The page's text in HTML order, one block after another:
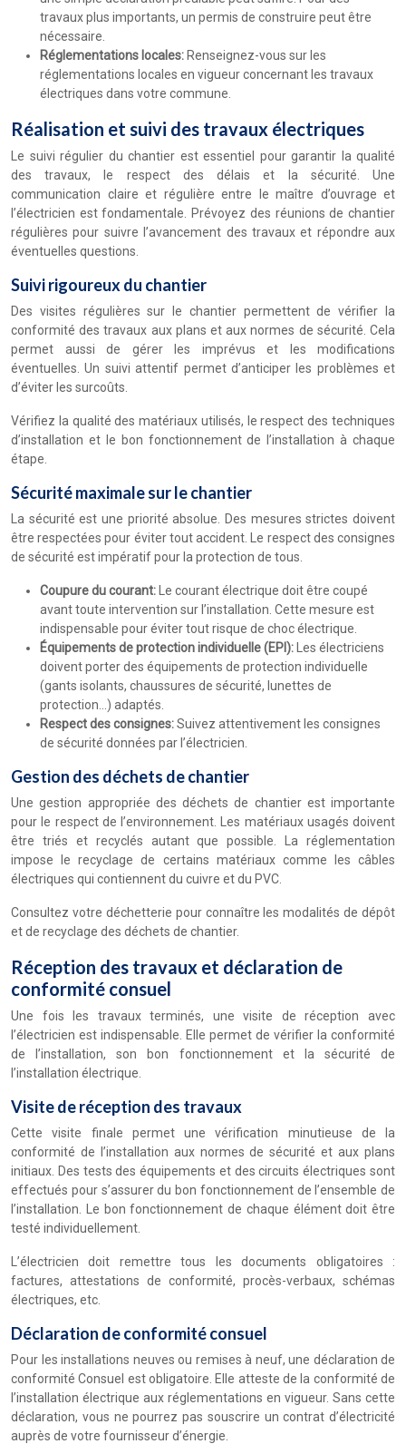
travaux plus importants, un permis de construire peut être
nécessaire.
Réglementations locales: Renseignez-vous sur les
réglementations locales en vigueur concernant les travaux
électriques dans votre commune.
Réalisation et suivi des travaux électriques
Le suivi régulier du chantier est essentiel pour garantir la qualité
des travaux, le respect des délais et la sécurité. Une
communication claire et régulière entre le maître d’ouvrage et
l’électricien est fondamentale. Prévoyez des réunions de chantier
régulières pour suivre l’avancement des travaux et répondre aux
éventuelles questions.
Suivi rigoureux du chantier
Des visites régulières sur le chantier permettent de vérifier la
conformité des travaux aux plans et aux normes de sécurité. Cela
permet aussi de gérer les imprévus et les modifications
éventuelles. Un suivi attentif permet d’anticiper les problèmes et
d’éviter les surcoûts.
Vérifiez la qualité des matériaux utilisés, le respect des techniques
d’installation et le bon fonctionnement de l’installation à chaque
étape.
Sécurité maximale sur le chantier
La sécurité est une priorité absolue. Des mesures strictes doivent
être respectées pour éviter tout accident. Le respect des consignes
de sécurité est impératif pour la protection de tous.
Coupure du courant:
Le courant électrique doit être coupé
avant toute intervention sur l’installation. Cette mesure est
indispensable pour éviter tout risque de choc électrique.
Équipements de protection individuelle (EPI):
Les électriciens
doivent porter des équipements de protection individuelle
(gants isolants, chaussures de sécurité, lunettes de
protection…) adaptés.
Respect des consignes:Suivez attentivement les consignes
de sécurité données par l’électricien.
Gestion des déchets de chantier
Une gestion appropriée des déchets de chantier est importante
pour le respect de l’environnement. Les matériaux usagés doivent
être triés et recyclés autant que possible. La réglementation
impose le recyclage de certains matériaux comme les câbles
électriques qui contiennent du cuivre et du PVC.
Consultez votre déchetterie pour connaître les modalités de dépôt
et de recyclage des déchets de chantier.
Réception des travaux et déclaration de
conformité consuel
Une fois les travaux terminés, une visite de réception avec
l’électricien est indispensable. Elle permet de vérifier la conformité
de l’installation, son bon fonctionnement et la sécurité de
l’installation électrique.
Visite de réception des travaux
Cette visite finale permet une vérification minutieuse de la
conformité de l’installation aux normes de sécurité et aux plans
initiaux. Des tests des équipements et des circuits électriques sont
effectués pour s’assurer du bon fonctionnement de l’ensemble de
l’installation. Le bon fonctionnement de chaque élément doit être
testé individuellement.
L’électricien doit remettre tous les documents obligatoires :
factures, attestations de conformité, procès-verbaux, schémas
électriques, etc.
Déclaration de conformité consuel
Pour les installations neuves ou remises à neuf, une déclaration de
conformité Consuel est obligatoire. Elle atteste de la conformité de
l’installation électrique aux réglementations en vigueur. Sans cette
déclaration, vous ne pourrez pas souscrire un contrat d’électricité
auprès de votre fournisseur d’énergie.